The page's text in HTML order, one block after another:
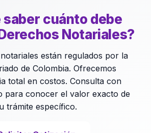
saber cuánto debe
Notariales?
están regulados por la
de Colombia. Ofrecemos
total en costos. Consulta con
para conocer el valor exacto de
trámite específico.